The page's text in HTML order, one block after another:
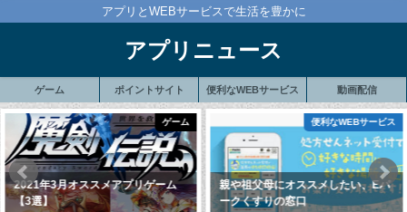
アプリとWEBサービスで生活を豊かに
アプリニュース
ゲーム ポイントサイト 便利なWEBサービス 動画配信
ゲーム
3月オススメアプリゲーム
便利なWEBサービス
親や祖父母にオススメしたい、Eパ
ークくすりの窓口
Rise
要、